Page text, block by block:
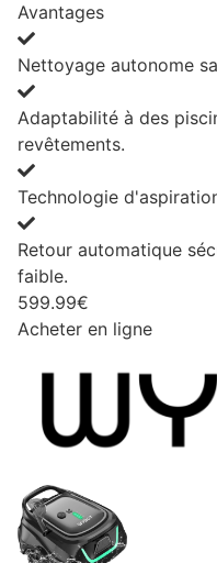
Avantages
Nettoyage autonome
Adaptabilité à des
revêtements.
Technologie
Retour automatique
faible.
599.99€
Acheter en ligne